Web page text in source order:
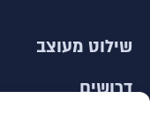
שילוט מעוצב
דרושים